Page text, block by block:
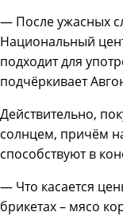
— После ужасных
Национальный
подходит для
подчёркивает
Действительно,
солнцем, причём
способствуют в
— Что касается
брикетах – мясо